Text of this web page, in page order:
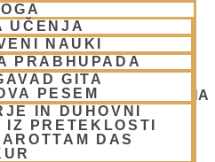
UČENJA
NAUKI
PRABHUPADA
GITA
PESEM
IN DUHOVNI
PRETEKLOSTI
DAS
- CENTER HARE KRIŠNA
- NARASIMHA JAGJA -